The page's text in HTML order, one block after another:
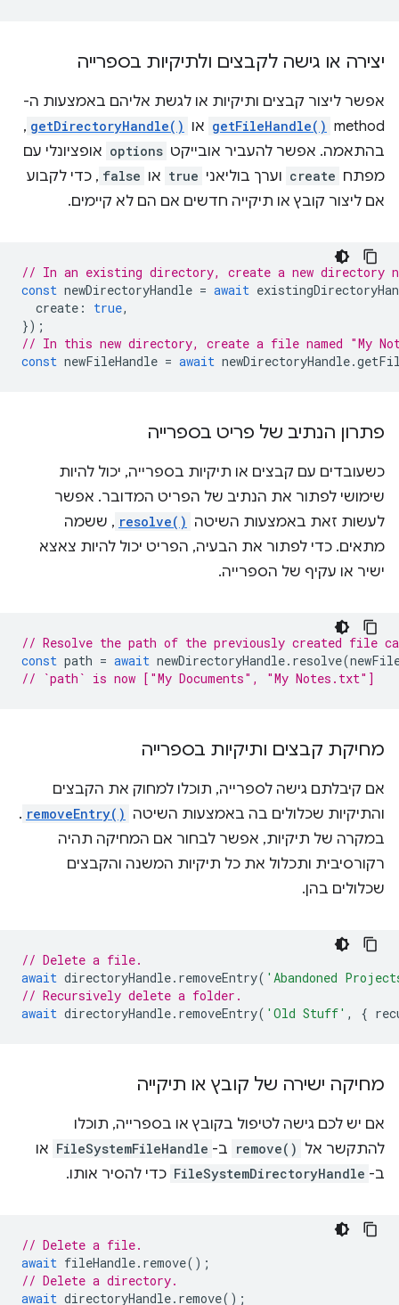
יצירה או גישה לקבצים ולתיקיות בספרייה
אפשר ליצור קבצים ותיקיות או לגשת אליהם באמצעות ה-
method‏
getFileHandle() או getDirectoryHandle()
,
בהתאמה. אפשר להעביר אובייקט options אופציונלי עם
מפתח create וערך בוליאני true או false , כדי לקבוע
אם ליצור קובץ או תיקייה חדשים אם הם לא קיימים.
// In an existing directory, create a new directory
const newDirectoryHandle = await
create : true,
});
// In this new directory, create a file named "My
const newFileHandle = await newDirectoryHandle.
פתרון הנתיב של פריט בספרייה
כשעובדים עם קבצים או תיקיות בספרייה, יכול להיות
שימושי לפתור את הנתיב של הפריט המדובר. אפשר
לעשות זאת באמצעות השיטה resolve() , ששמה
מתאים. כדי לפתור את הבעיה, הפריט יכול להיות צאצא
ישיר או עקיף של הספרייה.
// Resolve the path of the previously created file
const path = await newDirectoryHandle. resolve(
// `path` is now ["My Documents", "My Notes.txt"]
מחיקת קבצים ותיקיות בספרייה
אם קיבלתם גישה לספרייה, תוכלו למחוק את הקבצים
והתיקיות שכלולים בה באמצעות השיטה removeEntry()
.
במקרה של תיקיות, אפשר לבחור אם המחיקה תהיה
רקורסיבית ותכלול את כל תיקיות המשנה והקבצים
שכלולים בהן.
// Delete a file.
await directoryHandle. removeEntry( 'Abandoned
// Recursively delete a folder.
await directoryHandle. removeEntry( 'Old Stuff' , {
מחיקה ישירה של קובץ או תיקייה
אם יש לכם גישה לטיפול בקובץ או בספרייה, תוכלו
להתקשר אל remove() ב- FileSystemFileHandle או
ב- FileSystemDirectoryHandle כדי להסיר אותו.
// Delete a file.
await fileHandle. remove();
// Delete a directory.
await directoryHandle. remove();